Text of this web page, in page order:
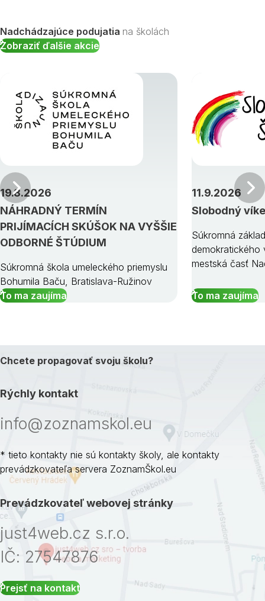
Nadchádzajúce podujatia na školách
Zobraziť ďalšie akcie
NÁHRADNÝ TERMÍN
PRIJÍMACÍCH SKÚŠOK NA VYŠŠIE
ODBORNÉ ŠTÚDIUM
19.8.2026
Súkromná škola umeleckého priemyslu
Bohumila Baču, Bratislava-Ružinov
To ma zaujíma
Slobodný
11.9.2026
Súkromná
demokratického
mestská časť
To ma zaujíma
Predchádzajúci
Chcete propagovať svoju školu?
Rýchly kontakt
info@zoznamskol.eu
* tieto kontakty nie sú kontakty školy, ale kontakty
prevádzkovateľa servera ZoznamŠkol.eu
Prevádzkovateľ webovej stránky
just4web.cz s.r.o.
IČ: 27547876
Prejsť na kontakt